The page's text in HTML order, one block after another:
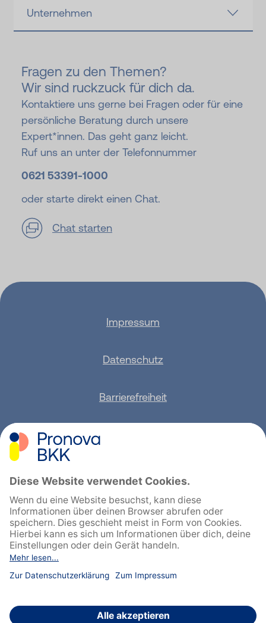
Unternehmen
Fragen zu den Themen?
Wir sind ruckzuck für dich da.
Kontaktiere uns gerne bei Fragen oder für eine
persönliche Beratung durch unsere
Expert*innen. Das geht ganz leicht.
Ruf uns an unter der Telefonnummer
0621 53391-1000
oder starte direkt einen Chat.
Chat starten
Impressum
Datenschutz
Barrierefreiheit
English
Cookie-Einstellungen